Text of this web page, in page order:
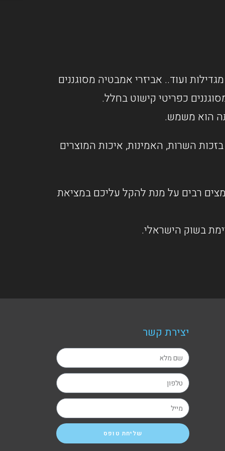
ועוד.. אביזרי אמבטיה מסוגננים
כפריטי קישוט בחלל.
הוא משמש.
השרות, האמינות, איכות המוצרים
רבים על מנת להקל עליכם במציאת
בשוק הישראלי.
יצירת קשר
שליחת טופס